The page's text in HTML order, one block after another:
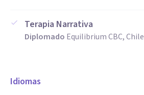
Terapia Narrativa
Diplomado Equilibrium CBC, Chile
Idiomas